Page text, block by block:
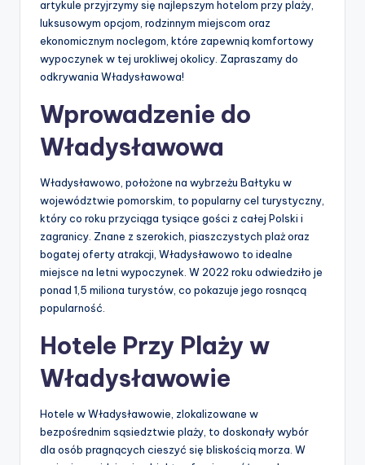
artykule przyjrzymy się najlepszym hotelom przy plaży,
luksusowym opcjom, rodzinnym miejscom oraz
ekonomicznym noclegom, które zapewnią komfortowy
wypoczynek w tej urokliwej okolicy. Zapraszamy do
odkrywania Władysławowa!
Wprowadzenie do
Władysławowa
Władysławowo, położone na wybrzeżu Bałtyku w
województwie pomorskim, to popularny cel turystyczny,
który co roku przyciąga tysiące gości z całej Polski i
zagranicy. Znane z szerokich, piaszczystych plaż oraz
bogatej oferty atrakcji, Władysławowo to idealne
miejsce na letni wypoczynek. W 2022 roku odwiedziło je
ponad 1,5 miliona turystów, co pokazuje jego rosnącą
popularność.
Hotele Przy Plaży w
Władysławowie
Hotele w Władysławowie, zlokalizowane w
bezpośrednim sąsiedztwie plaży, to doskonały wybór
dla osób pragnących cieszyć się bliskością morza. W